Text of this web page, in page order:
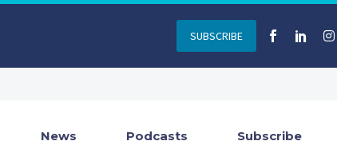
SUBSCRIBE
News Podcasts Subscribe